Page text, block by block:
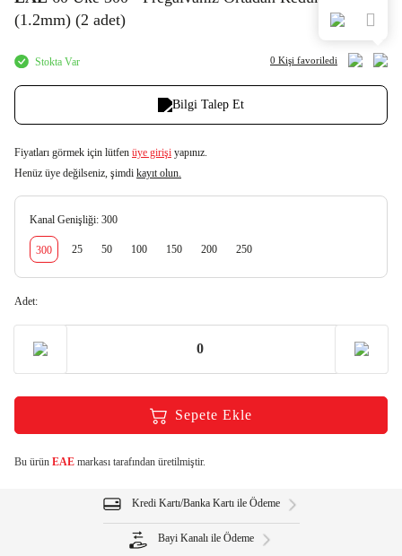
(1.2mm) (2 adet)
Stokta Var 0 Kişi favoriledi
Bilgi Talep Et
Fiyatları görmek için lütfen üye girişi yapınız.
Henüz üye değilseniz, şimdi kayıt olun.
Kanal Genişliği: 300
300 25 50 100 150 200 250
Adet:
Sepete Ekle
Bu ürün EAE markası tarafından üretilmiştir.
Kredi Kartı/Banka Kartı ile Ödeme
Bayi Kanalı ile Ödeme